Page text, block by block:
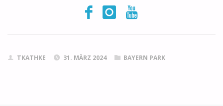
TKATHKE 31. MÄRZ 2024 BAYERN PARK